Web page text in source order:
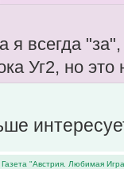
я всегда
Уг2, но
"Австрия. Любимая